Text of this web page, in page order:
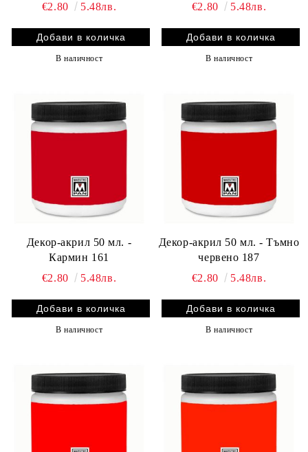
€2.80
5.48лв.
В наличност
€2.80
5.48лв.
В наличност
Декор-акрил 50 мл. -
Кармин 161
€2.80
5.48лв.
В наличност
Декор-акрил 50 мл. - Тъмно
червено 187
€2.80
5.48лв.
В наличност